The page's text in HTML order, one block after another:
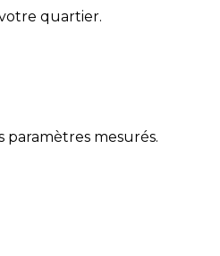
quartier.
mesurés.